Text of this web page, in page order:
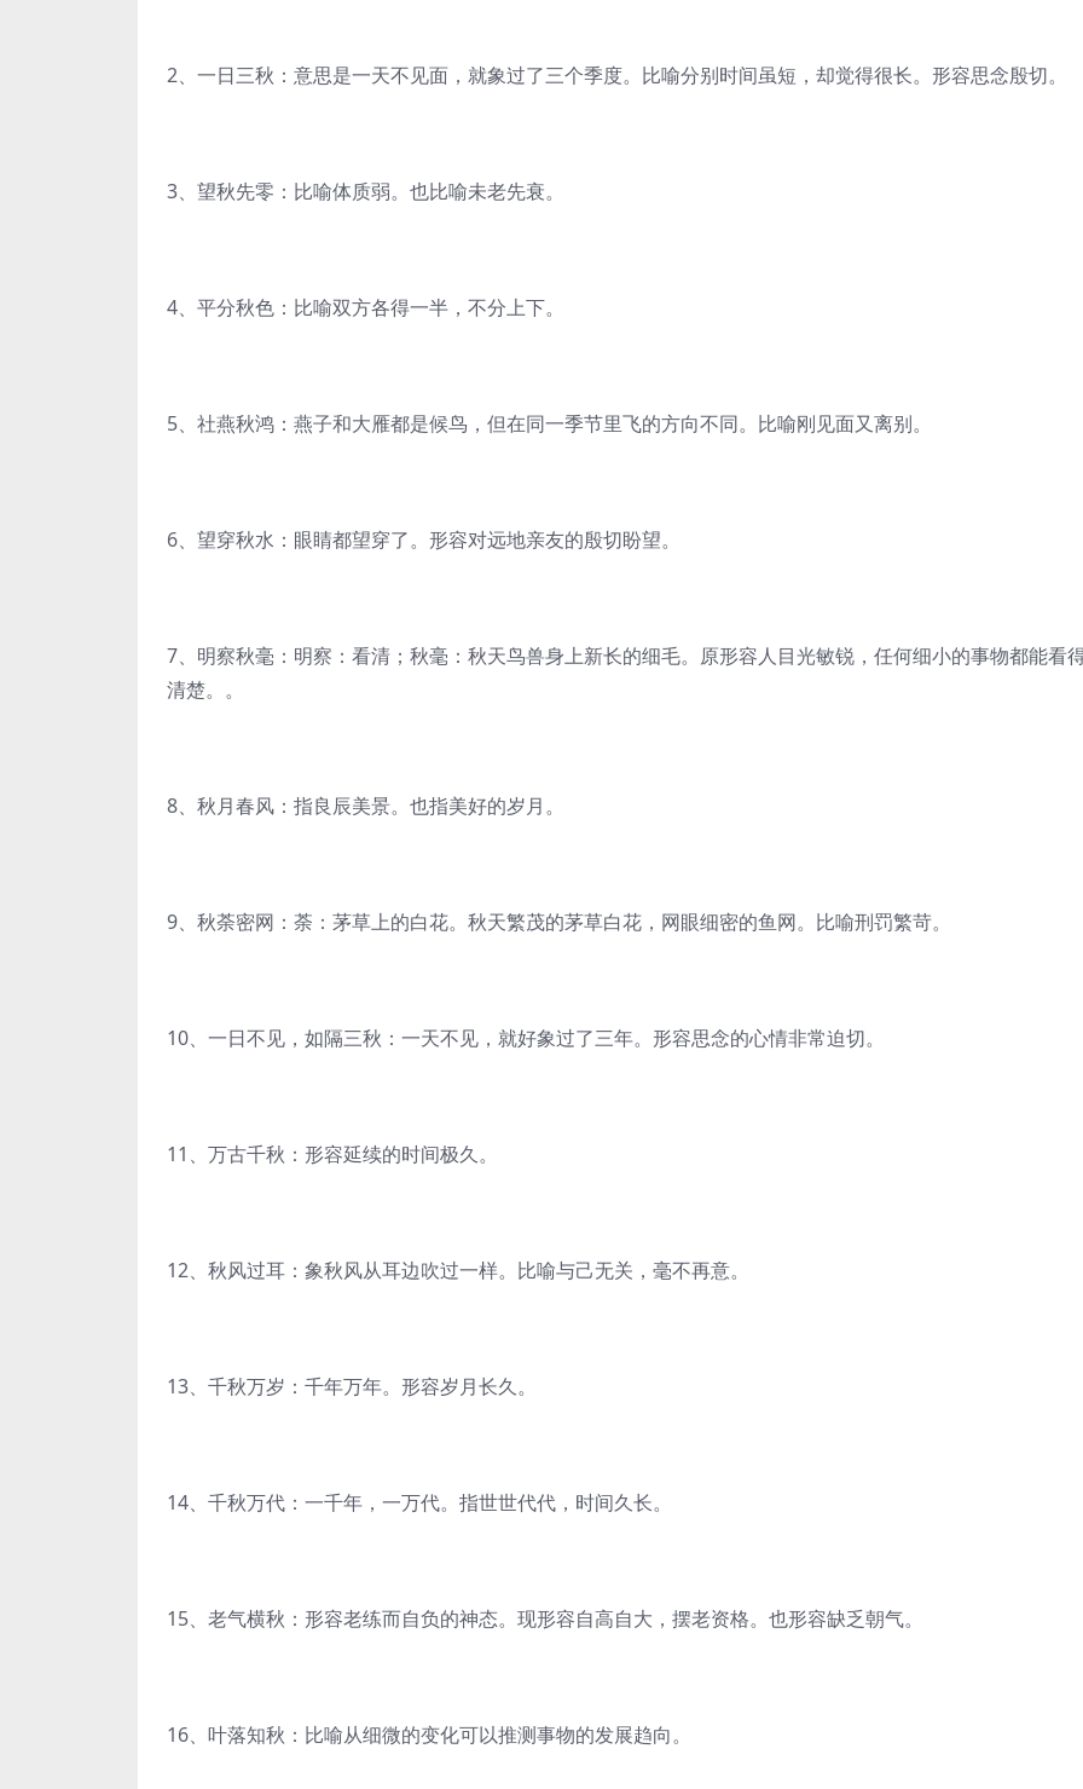
2、一日三秋：意思是一天不见面，就象过了三个季度。比喻分别时间虽短，却觉得很长。形容思念殷切。
3、望秋先零：比喻体质弱。也比喻未老先衰。
4、平分秋色：比喻双方各得一半，不分上下。
5、社燕秋鸿：燕子和大雁都是候鸟，但在同一季节里飞的方向不同。比喻刚见面又离别。
6、望穿秋水：眼睛都望穿了。形容对远地亲友的殷切盼望。
7、明察秋毫：明察：看清；秋毫：秋天鸟兽身上新长的细毛。原形容人目光敏锐，任何细小的事物都能看
清楚。。
8、秋月春风：指良辰美景。也指美好的岁月。
9、秋荼密网：荼：茅草上的白花。秋天繁茂的茅草白花，网眼细密的鱼网。比喻刑罚繁苛。
10、一日不见，如隔三秋：一天不见，就好象过了三年。形容思念的心情非常迫切。
11、万古千秋：形容延续的时间极久。
12、秋风过耳：象秋风从耳边吹过一样。比喻与己无关，毫不再意。
13、千秋万岁：千年万年。形容岁月长久。
14、千秋万代：一千年，一万代。指世世代代，时间久长。
15、老气横秋：形容老练而自负的神态。现形容自高自大，摆老资格。也形容缺乏朝气。
16、叶落知秋：比喻从细微的变化可以推测事物的发展趋向。